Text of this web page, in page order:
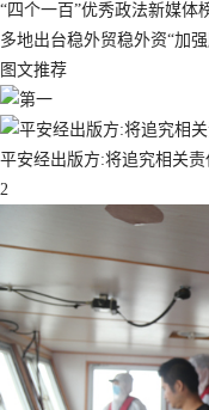
“四个一百”优秀政法新媒体
多地出台稳外贸稳外资“加
图文推荐
平安经出版方:将追究相关责
2